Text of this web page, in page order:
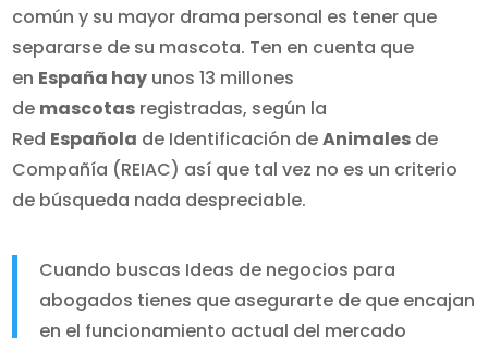
común y su mayor drama personal es tener que
separarse de su mascota. Ten en cuenta que
en España hay unos 13 millones
de mascotas registradas, según la
Red Española de Identificación deAnimales de
Compañía (REIAC) así que tal vez no es un criterio
de búsqueda nada despreciable.
Cuando buscas Ideas de negocios para
abogados tienes que asegurarte de que encajan
en el funcionamiento actual del mercado